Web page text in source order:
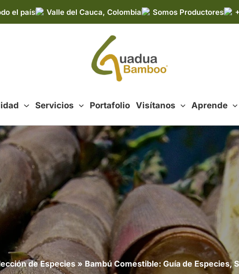
el país Valle del Cauca, Colombia Somos Productores
Servicios Portafolio Visítanos Aprende
de Especies»Bambú Comestible: Guía de Especies,